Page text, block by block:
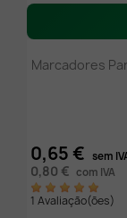
Marcadores
0,65 € sem
0,80 € com IVA
1 Avaliação(ões)